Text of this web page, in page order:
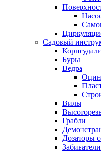
Садовый
Буры
Ведра
Вилы
Грабли
Дозаторы